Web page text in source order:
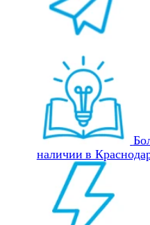
наличии в